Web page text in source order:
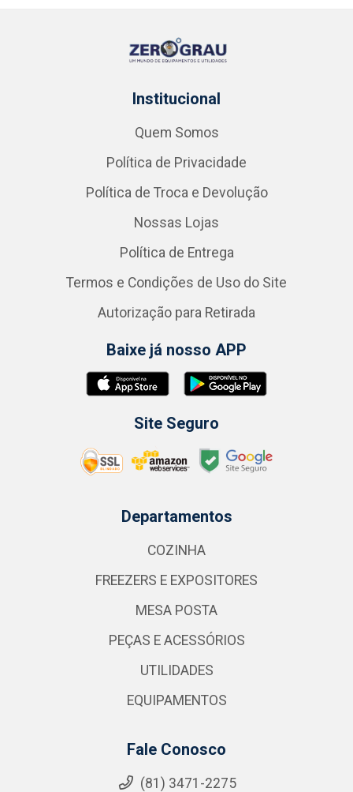
Institucional
Quem Somos
Política de Privacidade
Política de Troca e Devolução
Nossas Lojas
Política de Entrega
Termos e Condições de Uso do Site
Autorização para Retirada
Baixe já nosso APP
Site Seguro
Departamentos
COZINHA
FREEZERS E EXPOSITORES
MESA POSTA
PEÇAS E ACESSÓRIOS
UTILIDADES
EQUIPAMENTOS
Fale Conosco
(81) 3471-2275